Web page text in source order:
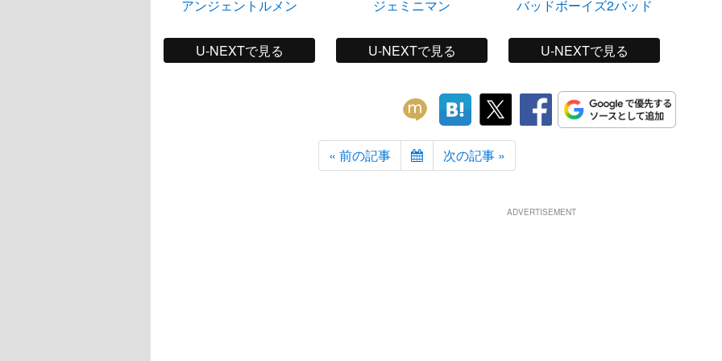
アンジェントルメン
U-NEXTで見る
ジェミニマン
U-NEXTで見る
バッドボーイズ2バッド
U-NEXTで見る
« 前の記事 次の記事 »
ADVERTISEMENT